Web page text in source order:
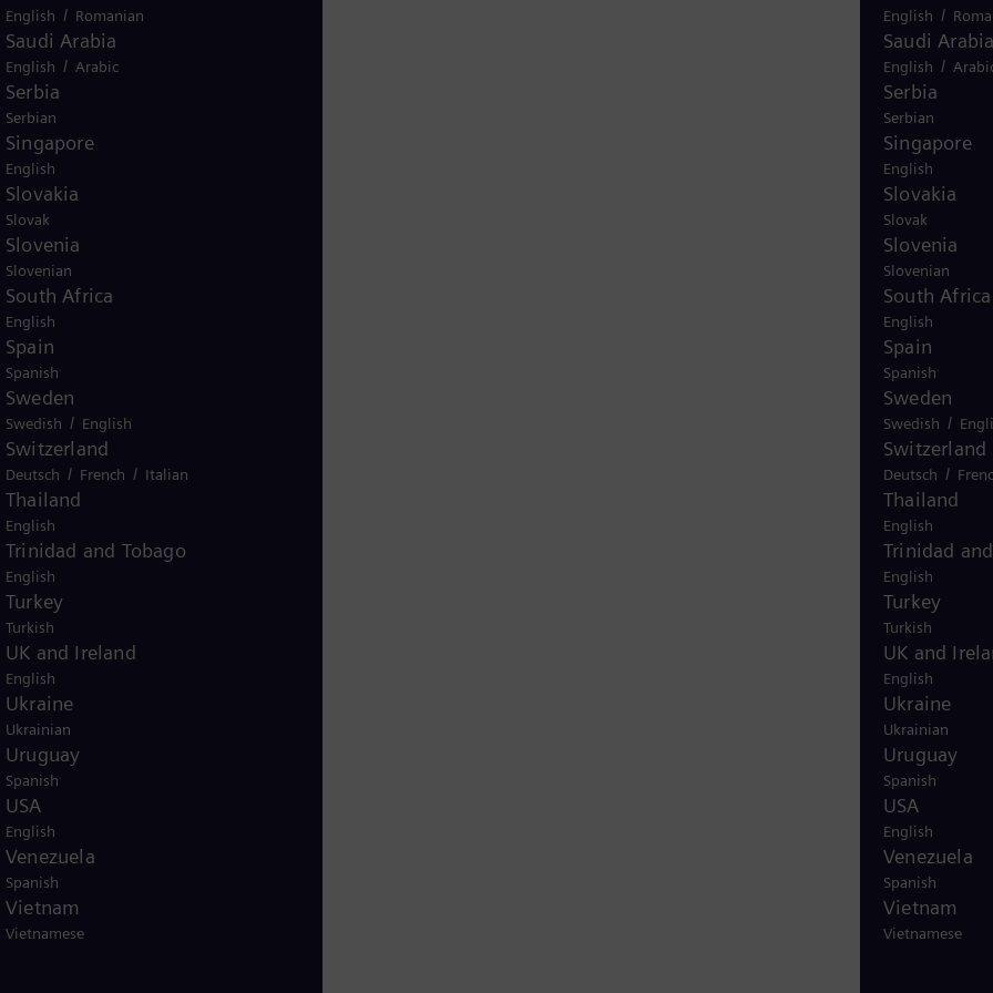
English /
Saudi
English /
Serbia
Serbian
Singapore
English
Slovakia
Slovak
Slovenia
Slovenian
South Africa
English
Spain
Spanish
Sweden
Swedish /
Switzerland
Deutsch /
Thailand
English
Trinidad
English
Turkey
Turkish
UK and
English
Ukraine
Ukrainian
Uruguay
Spanish
USA
English
Venezuela
Spanish
Vietnam
Vietnamese
English / Romanian
Saudi Arabia
English / Arabic
Serbia
Serbian
Singapore
English
Slovakia
Slovak
Slovenia
Slovenian
South Africa
English
Spain
Spanish
Sweden
Swedish / English
Switzerland
Deutsch / French / Italian
Thailand
English
Trinidad and Tobago
English
Turkey
Turkish
UK and Ireland
English
Ukraine
Ukrainian
Uruguay
Spanish
USA
English
Venezuela
Spanish
Vietnam
Vietnamese